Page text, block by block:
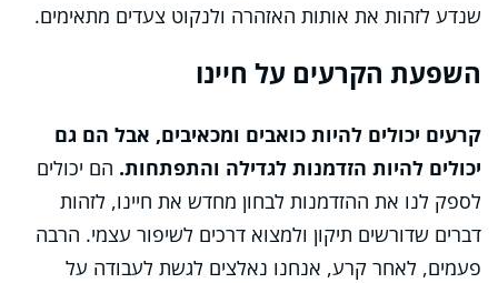
שנדע לזהות את אותות האזהרה ולנקוט צעדים מתאימים.
השפעת הקרעים על חיינו
קרעים יכולים להיות כואבים ומכאיבים, אבל הם גם
יכולים להיות הזדמנות לגדילה והתפתחות. הם יכולים
לספק לנו את ההזדמנות לבחון מחדש את חיינו, לזהות
דברים שדורשים תיקון ולמצוא דרכים לשיפור עצמי. הרבה
פעמים, לאחר קרע, אנחנו נאלצים לגשת לעבודה על